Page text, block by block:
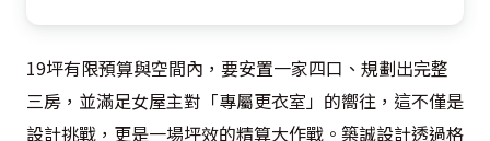
19坪有限預算與空間內，要安置一家四口、規劃出完整
三房，並滿足女屋主對「專屬更衣室」的嚮往，這不僅是
設計挑戰，更是一場坪效的精算大作戰。築誠設計透過格